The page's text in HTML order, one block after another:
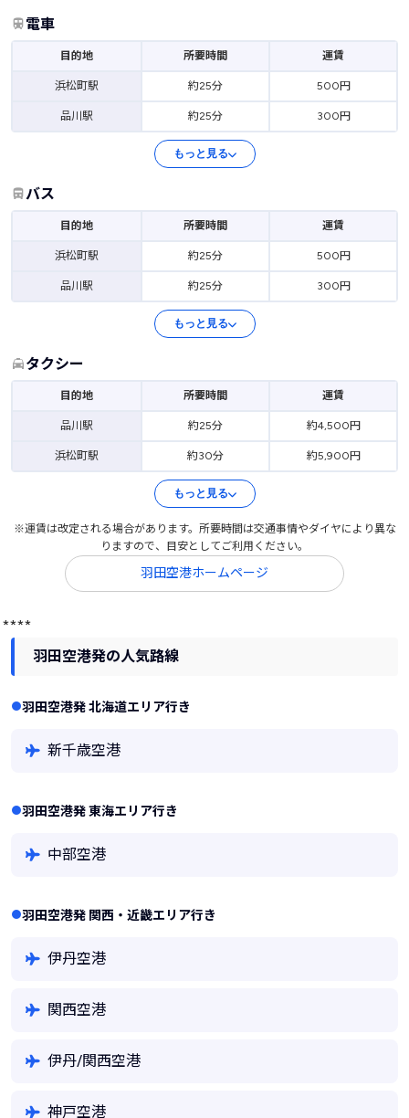
電車
目的地 所要時間 運賃
浜松町駅 約25分 500円
品川駅 約25分 300円
もっと見る
バス
目的地 所要時間 運賃
浜松町駅 約25分 500円
品川駅 約25分 300円
もっと見る
タクシー
目的地 所要時間 運賃
品川駅 約25分 約4,500円
浜松町駅 約30分 約5,900円
もっと見る
※運賃は改定される場合があります。所要時間は交通事情やダイヤにより異な
りますので、目安としてご利用ください。
羽田空港ホームページ
****
羽田空港発の人気路線
羽田空港発 北海道エリア行き
新千歳空港
羽田空港発 東海エリア行き
中部空港
羽田空港発 関西・近畿エリア行き
伊丹空港
関西空港
伊丹/関西空港
神戸空港